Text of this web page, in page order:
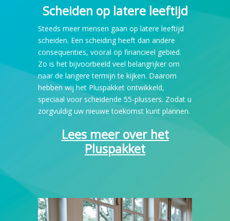
Scheiden op latere leeftijd
Steeds meer mensen gaan op latere leeftijd
scheiden. Een scheiding heeft dan andere
consequenties, vooral op financieel gebied.
Zo is het bijvoorbeeld veel belangrijker om
naar de langere termijn te kijken. Daarom
hebben wij het Pluspakket ontwikkeld,
speciaal voor scheidende 55-plussers. Zodat u
zorgvuldig uw nieuwe toekomst kunt plannen.
Lees meer over het
Pluspakket